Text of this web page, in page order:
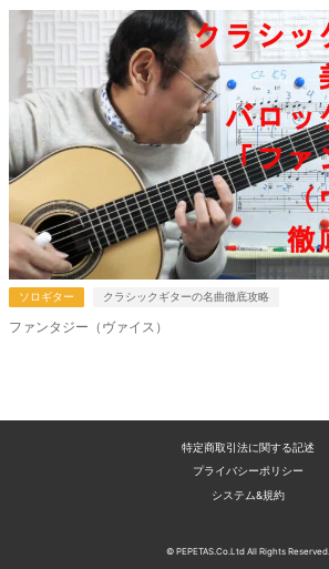
ソロギター クラシックギターの名曲徹底攻略
ファンタジー（ヴァイス）
特定商取引法に関する記述
プライバシーポリシー
システム&規約
© PEPETAS.Co.Ltd All Rights Reserved.